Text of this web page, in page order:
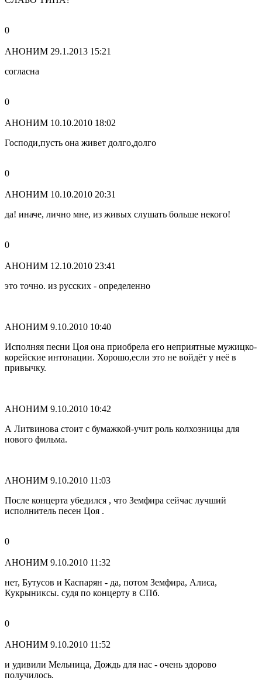
0
АНОНИМ 29.1.2013 15:21
согласна
0
АНОНИМ 10.10.2010 18:02
Господи,пусть она живет долго,долго
0
АНОНИМ 10.10.2010 20:31
да! иначе, лично мне, из живых слушать больше некого!
0
АНОНИМ 12.10.2010 23:41
это точно. из русских - определенно
АНОНИМ 9.10.2010 10:40
Исполняя песни Цоя она приобрела его неприятные мужицко-
корейские интонации. Хорошо,если это не войдёт у неё в
привычку.
АНОНИМ 9.10.2010 10:42
А Литвинова стоит с бумажкой-учит роль колхозницы для
нового фильма.
АНОНИМ 9.10.2010 11:03
После концерта убедился , что Земфира сейчас лучший
исполнитель песен Цоя .
0
АНОНИМ 9.10.2010 11:32
нет, Бутусов и Каспарян - да, потом Земфира, Алиса,
Кукрыниксы. судя по концерту в СПб.
0
АНОНИМ 9.10.2010 11:52
и удивили Мельница, Дождь для нас - очень здорово
получилось.